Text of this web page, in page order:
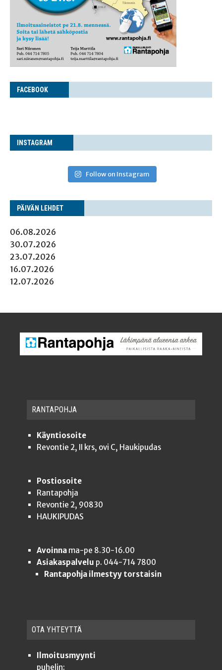
FACE­BOOK
INS­TA­GRAM
Follow on Instagram
PÄI­VÄN LEHDET
06.08.2026
30.07.2026
23.07.2026
16.07.2026
12.07.2026
RAN­TA­POH­JA
Käyntiosoite
Revontie 2, II krs, ovi C, Haukipudas
Postiosoite
Rantapohja
Revontie 2, 90830
HAUKIPUDAS
Avoinnama-pe 8.30-16.00
Asiakaspalvelu p. 044-714 7800
Rantapohja ilmestyy torstaisin
OTA YHTEYT­TÄ
Ilmoitusmyynti
puhelin: